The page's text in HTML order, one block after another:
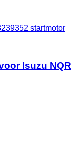
startmotor
Isuzu NQR